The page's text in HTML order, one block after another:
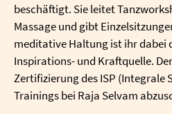
beschäftigt. Sie leitet
Massage und gibt
meditative Haltung ist ihr dabei
Inspirations- und Kraftquelle.
Zertifizierung des ISP (Integrale
Trainings bei Raja Selvam